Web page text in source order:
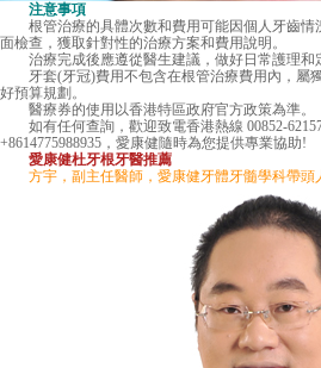
注意事項
根管治療的具體次數和費用可能因個人牙齒情
面檢查，獲取針對性的治療方案和費用說明。
治療完成後應遵從醫生建議，做好日常護理和
牙套(牙冠)費用不包含在根管治療費用內，屬
好預算規劃。
醫療券的使用以香港特區政府官方政策為準。
如有任何查詢，歡迎致電香港熱線 00852-
+8614775988935，愛康健隨時為您提供專業協助!
愛康健杜牙根牙醫推薦
方宇，副主任醫師，愛康健牙體牙髓學科帶頭